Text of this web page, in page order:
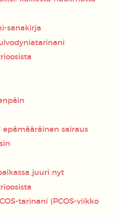
sanakirja
epämääräinen sairaus
juuri nyt
tarinani (PCOS-viikko